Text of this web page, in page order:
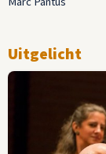
Uitgelicht